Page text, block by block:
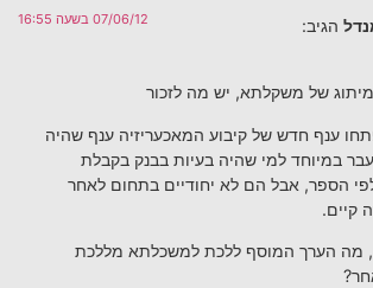
הגיב: 07/06/12 בשעה 16:55
של משקלתא, יש מה לזכור
ענף חדש של קיבוע המאכעריזיה ענף שהיה
במיוחד למי שהיה בעיות בבנק בקבלת
הספר, אבל הם לא יחודיים בתחום לאחר
קיים.
מה הערך המוסף ללכת למשכלתא מללכת